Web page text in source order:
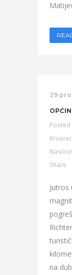
29 pro
Posted
Share
na